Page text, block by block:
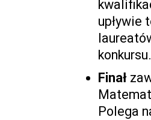
upływie
konkursu.
Finał
Polega